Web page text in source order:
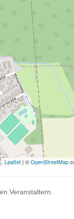
Leaflet | ©OpenStreetMap
Veranstaltern.